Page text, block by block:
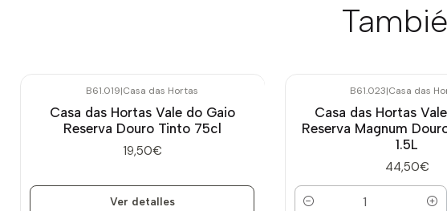
B61.019|Casa das Hortas
Casa das Hortas Vale do Gaio
Reserva Douro Tinto 75cl
19,50€
Ver detalles
B61.023|Casa das
Casa das Hortas
Reserva Magnum
1.5L
44,50€